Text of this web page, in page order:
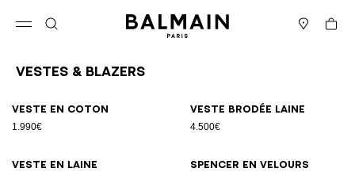
Panier
Vestes & Blazers
Veste en coton
1.990€
Veste brodée laine
4.500€
Veste en laine Spencer en velours